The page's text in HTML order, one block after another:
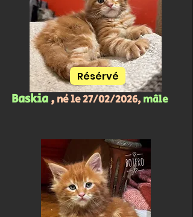
visites vétérinaires régulières pour
garantir leur bien-être.
Résérvé
Baskia, né le 27/02/2026,mâle